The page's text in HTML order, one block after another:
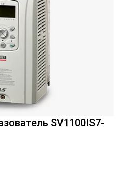
SV1100IS7-